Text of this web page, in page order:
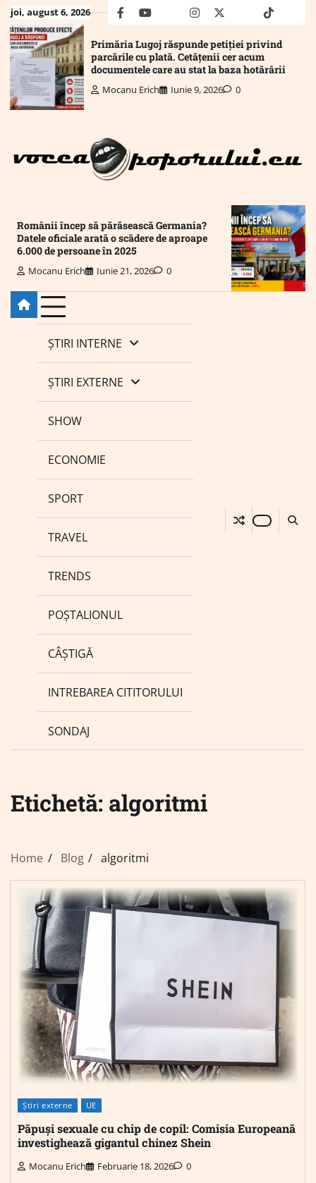
Skip
to
content
joi, august 6, 2026 facebookyoutubeMailinstagram
twitter truthtiktok
Primăria Lugoj răspunde petiției privind
parcările cu plată. Cetățenii cer acum
documentele care au stat la baza hotărârii
Mocanu Erich Iunie 9, 2026 0
Românii încep să părăsească Germania?
Datele oficiale arată o scădere de aproape
6.000 de persoane în 2025
Mocanu Erich Iunie 21, 2026 0
ȘTIRI INTERNE
ȘTIRI EXTERNE
SHOW
ECONOMIE
SPORT
TRAVEL
TRENDS
POȘTALIONUL
CÂȘTIGĂ
INTREBAREA CITITORULUI
SONDAJ
Etichetă: algoritmi
Home Blog algoritmi
Știri externe UE
Păpuși sexuale cu chip de copil: Comisia Europeană
investighează gigantul chinez Shein
Mocanu Erich Februarie 18, 2026 0